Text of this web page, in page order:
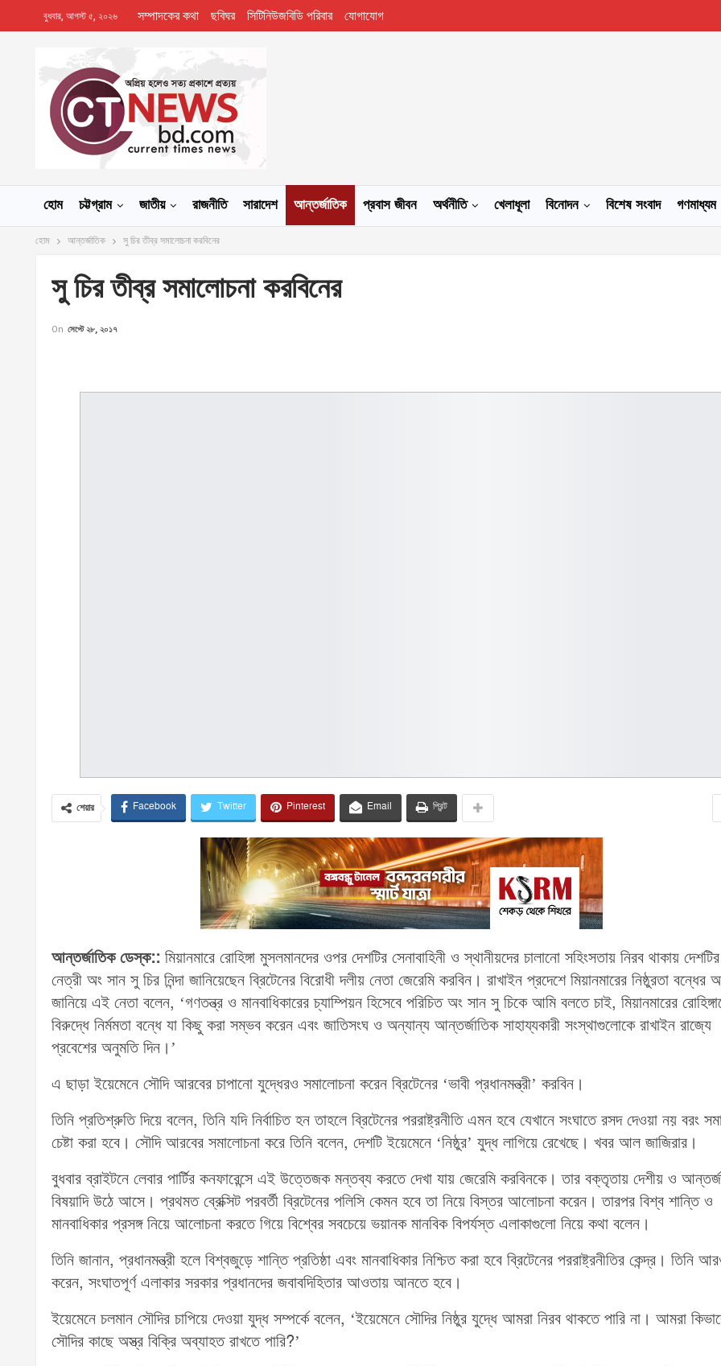
বুধবার, আগস্ট ৫, ২০২৬ সম্পাদকের কথা ছবিঘর সিটিনিউজবিডি পরিবার যোগাযোগ
হোম চট্টগ্রাম জাতীয় রাজনীতি সারাদেশ আন্তর্জাতিক প্রবাস জীবন অর্থনীতি খেলাধূলা বিনোদন বিশেষ সংবাদ গণমাধ্যম
হোম আন্তর্জাতিক সু চির তীব্র সমালোচনা করবিনের
সু চির তীব্র সমালোচনা করবিনের
On সেপ্টে ২৮, ২০১৭
শেয়ার Facebook Twitter Pinterest Email প্রিন্ট
আন্তর্জাতিক ডেস্ক:: মিয়ানমারে রোহিঙ্গা মুসলমানদের ওপর দেশটির সেনাবাহিনী ও স্থানীয়দের চালানো সহিংসতায় নিরব থাকায় দেশটির
নেত্রী অং সান সু চির নিন্দা জানিয়েছেন ব্রিটেনের বিরোধী দলীয় নেতা জেরেমি করবিন। রাখাইন প্রদেশে মিয়ানমারের নিষ্ঠুরতা বন্ধের
জানিয়ে এই নেতা বলেন, ‘গণতন্ত্র ও মানবাধিকারের চ্যাম্পিয়ন হিসেবে পরিচিত অং সান সু চিকে আমি বলতে চাই, মিয়ানমারের
বিরুদ্ধে নির্মমতা বন্ধে যা কিছু করা সম্ভব করেন এবং জাতিসংঘ ও অন্যান্য আন্তর্জাতিক সাহায্যকারী সংস্থাগুলোকে রাখাইন রাজ্যে
প্রবেশের অনুমতি দিন।’
এ ছাড়া ইয়েমেনে সৌদি আরবের চাপানো যুদ্ধেরও সমালোচনা করেন ব্রিটেনের ‘ভাবী প্রধানমন্ত্রী’ করবিন।
তিনি প্রতিশ্রুতি দিয়ে বলেন, তিনি যদি নির্বাচিত হন তাহলে ব্রিটেনের পররাষ্ট্রনীতি এমন হবে যেখানে সংঘাতে রসদ দেওয়া নয় বরং
চেষ্টা করা হবে। সৌদি আরবের সমালোচনা করে তিনি বলেন, দেশটি ইয়েমেনে ‘নিষ্ঠুর’ যুদ্ধ লাগিয়ে রেখেছে। খবর আল জাজিরার।
বুধবার ব্রাইটনে লেবার পার্টির কনফারেন্সে এই উত্তেজক মন্তব্য করতে দেখা যায় জেরেমি করবিনকে। তার বক্তৃতায় দেশীয় ও
বিষয়াদি উঠে আসে। প্রথমত ব্রেক্সিট পরবর্তী ব্রিটেনের পলিসি কেমন হবে তা নিয়ে বিস্তর আলোচনা করেন। তারপর বিশ্ব শান্তি ও
মানবাধিকার প্রসঙ্গ নিয়ে আলোচনা করতে গিয়ে বিশ্বের সবচেয়ে ভয়ানক মানবিক বিপর্যস্ত এলাকাগুলো নিয়ে কথা বলেন।
তিনি জানান, প্রধানমন্ত্রী হলে বিশ্বজুড়ে শান্তি প্রতিষ্ঠা এবং মানবাধিকার নিশ্চিত করা হবে ব্রিটেনের পররাষ্ট্রনীতির কেন্দ্র। তিনি
করেন, সংঘাতপূর্ণ এলাকার সরকার প্রধানদের জবাবদিহিতার আওতায় আনতে হবে।
ইয়েমেনে চলমান সৌদির চাপিয়ে দেওয়া যুদ্ধ সম্পর্কে বলেন, ‘ইয়েমেনে সৌদির নিষ্ঠুর যুদ্ধে আমরা নিরব থাকতে পারি না। আমরা
সৌদির কাছে অস্ত্র বিক্রি অব্যাহত রাখতে পারি?’